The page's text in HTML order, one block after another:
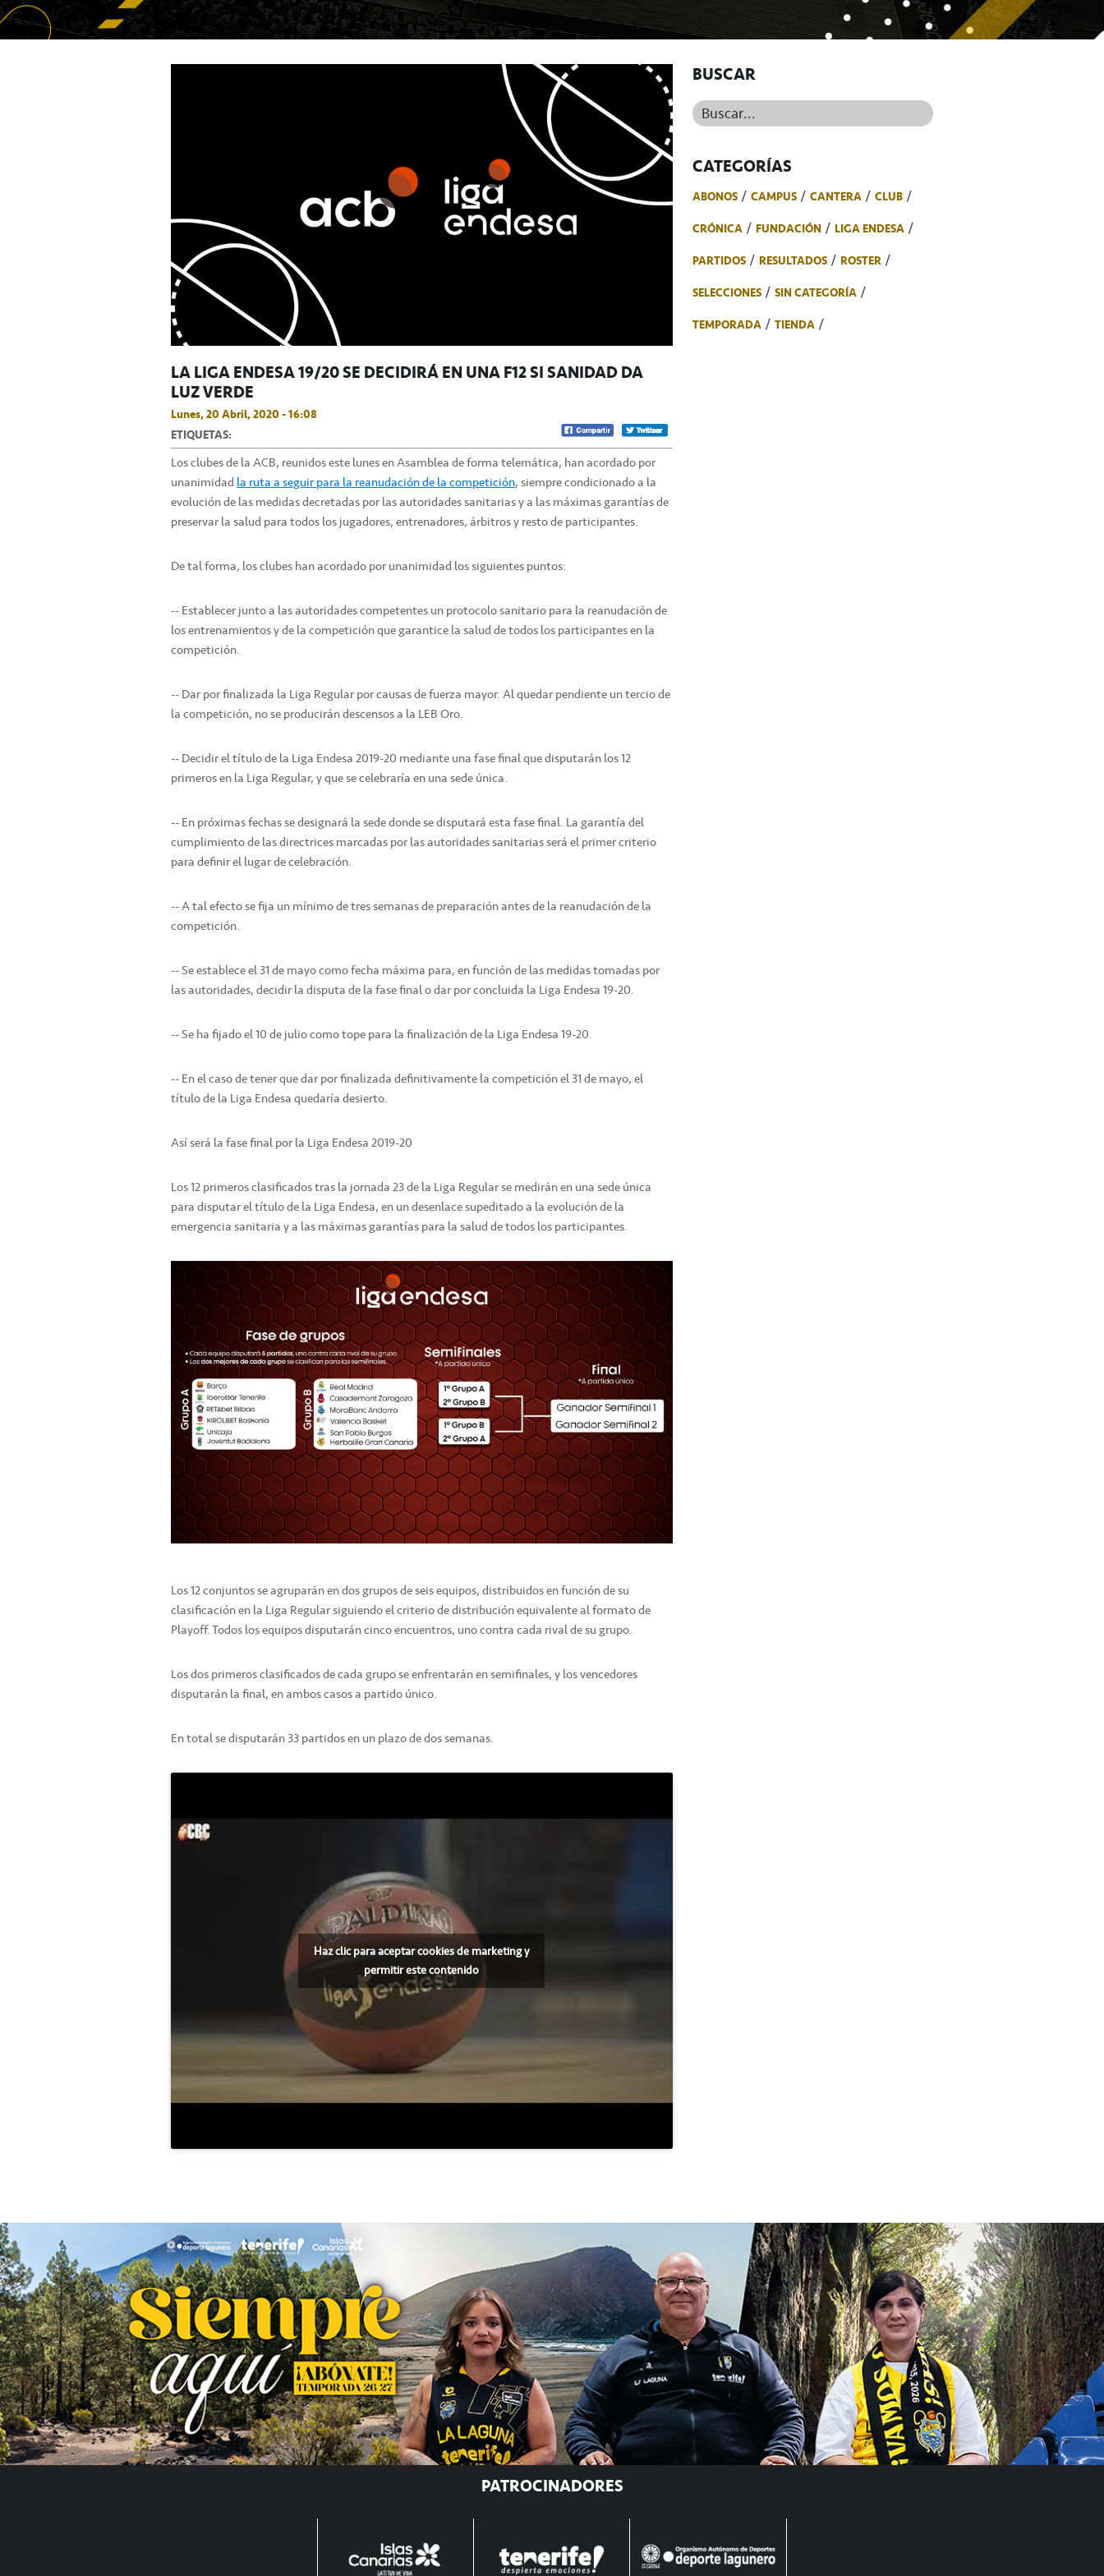
LA LIGA ENDESA 19/20 SE DECIDIRÁ EN UNA F12 SI SANIDAD DA
LUZ VERDE
Lunes, 20 Abril, 2020 - 16:08
ETIQUETAS:
Los clubes de la ACB, reunidos este lunes en Asamblea de forma telemática, han acordado por
unanimidadla ruta a seguir para la reanudación de la competición, siempre condicionado a la
evolución de las medidas decretadas por las autoridades sanitarias y a las máximas garantías de
preservar la salud para todos los jugadores, entrenadores, árbitros y resto de participantes.
De tal forma, los clubes han acordado por unanimidad los siguientes puntos:
-- Establecer junto a las autoridades competentes un protocolo sanitario para la reanudación de
los entrenamientos y de la competición que garantice la salud de todos los participantes en la
competición.
-- Dar por finalizada la Liga Regular por causas de fuerza mayor. Al quedar pendiente un tercio de
la competición, no se producirán descensos a la LEB Oro.
-- Decidir el título de la Liga Endesa 2019-20 mediante una fase final que disputarán los 12
primeros en la Liga Regular, y que se celebraría en una sede única.
-- En próximas fechas se designará la sede donde se disputará esta fase final. La garantía del
cumplimiento de las directrices marcadas por las autoridades sanitarias será el primer criterio
para definir el lugar de celebración.
-- A tal efecto se fija un mínimo de tres semanas de preparación antes de la reanudación de la
competición.
-- Se establece el 31 de mayo como fecha máxima para, en función de las medidas tomadas por
las autoridades, decidir la disputa de la fase final o dar por concluida la Liga Endesa 19-20.
-- Se ha fijado el 10 de julio como tope para la finalización de la Liga Endesa 19-20.
-- En el caso de tener que dar por finalizada definitivamente la competición el 31 de mayo, el
título de la Liga Endesa quedaría desierto.
Así será la fase final por la Liga Endesa 2019-20
Los 12 primeros clasificados tras la jornada 23 de la Liga Regular se medirán en una sede única
para disputar el título de la Liga Endesa, en un desenlace supeditado a la evolución de la
emergencia sanitaria y a las máximas garantías para la salud de todos los participantes.
Los 12 conjuntos se agruparán en dos grupos de seis equipos, distribuidos en función de su
clasificación en la Liga Regular siguiendo el criterio de distribución equivalente al formato de
Playoff. Todos los equipos disputarán cinco encuentros, uno contra cada rival de su grupo.
Los dos primeros clasificados de cada grupo se enfrentarán en semifinales, y los vencedores
disputarán la final, en ambos casos a partido único.
En total se disputarán 33 partidos en un plazo de dos semanas.
Haz clic para aceptar cookies de marketing y
permitir este contenido
BUSCAR
Buscar...
CATEGORÍAS
ABONOS CAMPUS CANTERA
CLUB
CRÓNICA
FUNDACIÓN
LIGA ENDESA
PARTIDOS
RESULTADOS
ROSTER
SELECCIONES
SIN CATEGORÍA
TEMPORADA
TIENDA
PATROCINADORES